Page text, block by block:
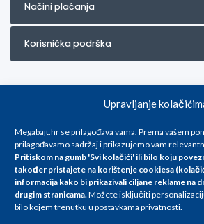
Upravljanje
Megabajt.hr se prilagođava vama. Prema vašem
prilagođavamo sadržaj i prikazujemo vam
Pritiskom na gumb 'Svi kolačići' ili bilo koju
također pristajete na korištenje cookiesa
informacija kako bi prikazivali ciljane reklame na
drugim stranicama.Možete isključiti
bilo kojem trenutku u postavkama privatnosti.
Načini plaćanja
Korisnička podrška
Za artikle kojih trenutno nema u ponudi
info@megabajt.hr. Sve cijene su informativnog
promjenama, a
iskazane su za avansno plaćanje(gotovina) u